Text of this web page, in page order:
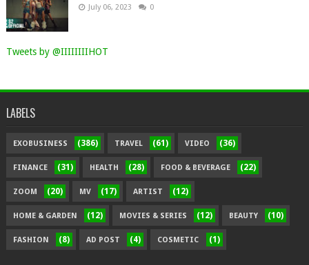
July 06, 2023 0
Tweets by @IIIIIIIIHOT
LABELS
EXOBUSINESS (386) TRAVEL (61) VIDEO (36)
FINANCE (31) HEALTH (28) FOOD & BEVERAGE (22)
ZOOM (20) MV (17) ARTIST (12)
HOME & GARDEN (12) MOVIES & SERIES (12) BEAUTY (10)
FASHION (8) AD POST (4) COSMETIC (1)